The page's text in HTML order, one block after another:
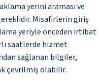
yerini araması ve
Misafirlerin giriş
yeriyle önceden irtibat
saatlerde hizmet
sağlanan bilgiler,
çevrilmiş olabilir.